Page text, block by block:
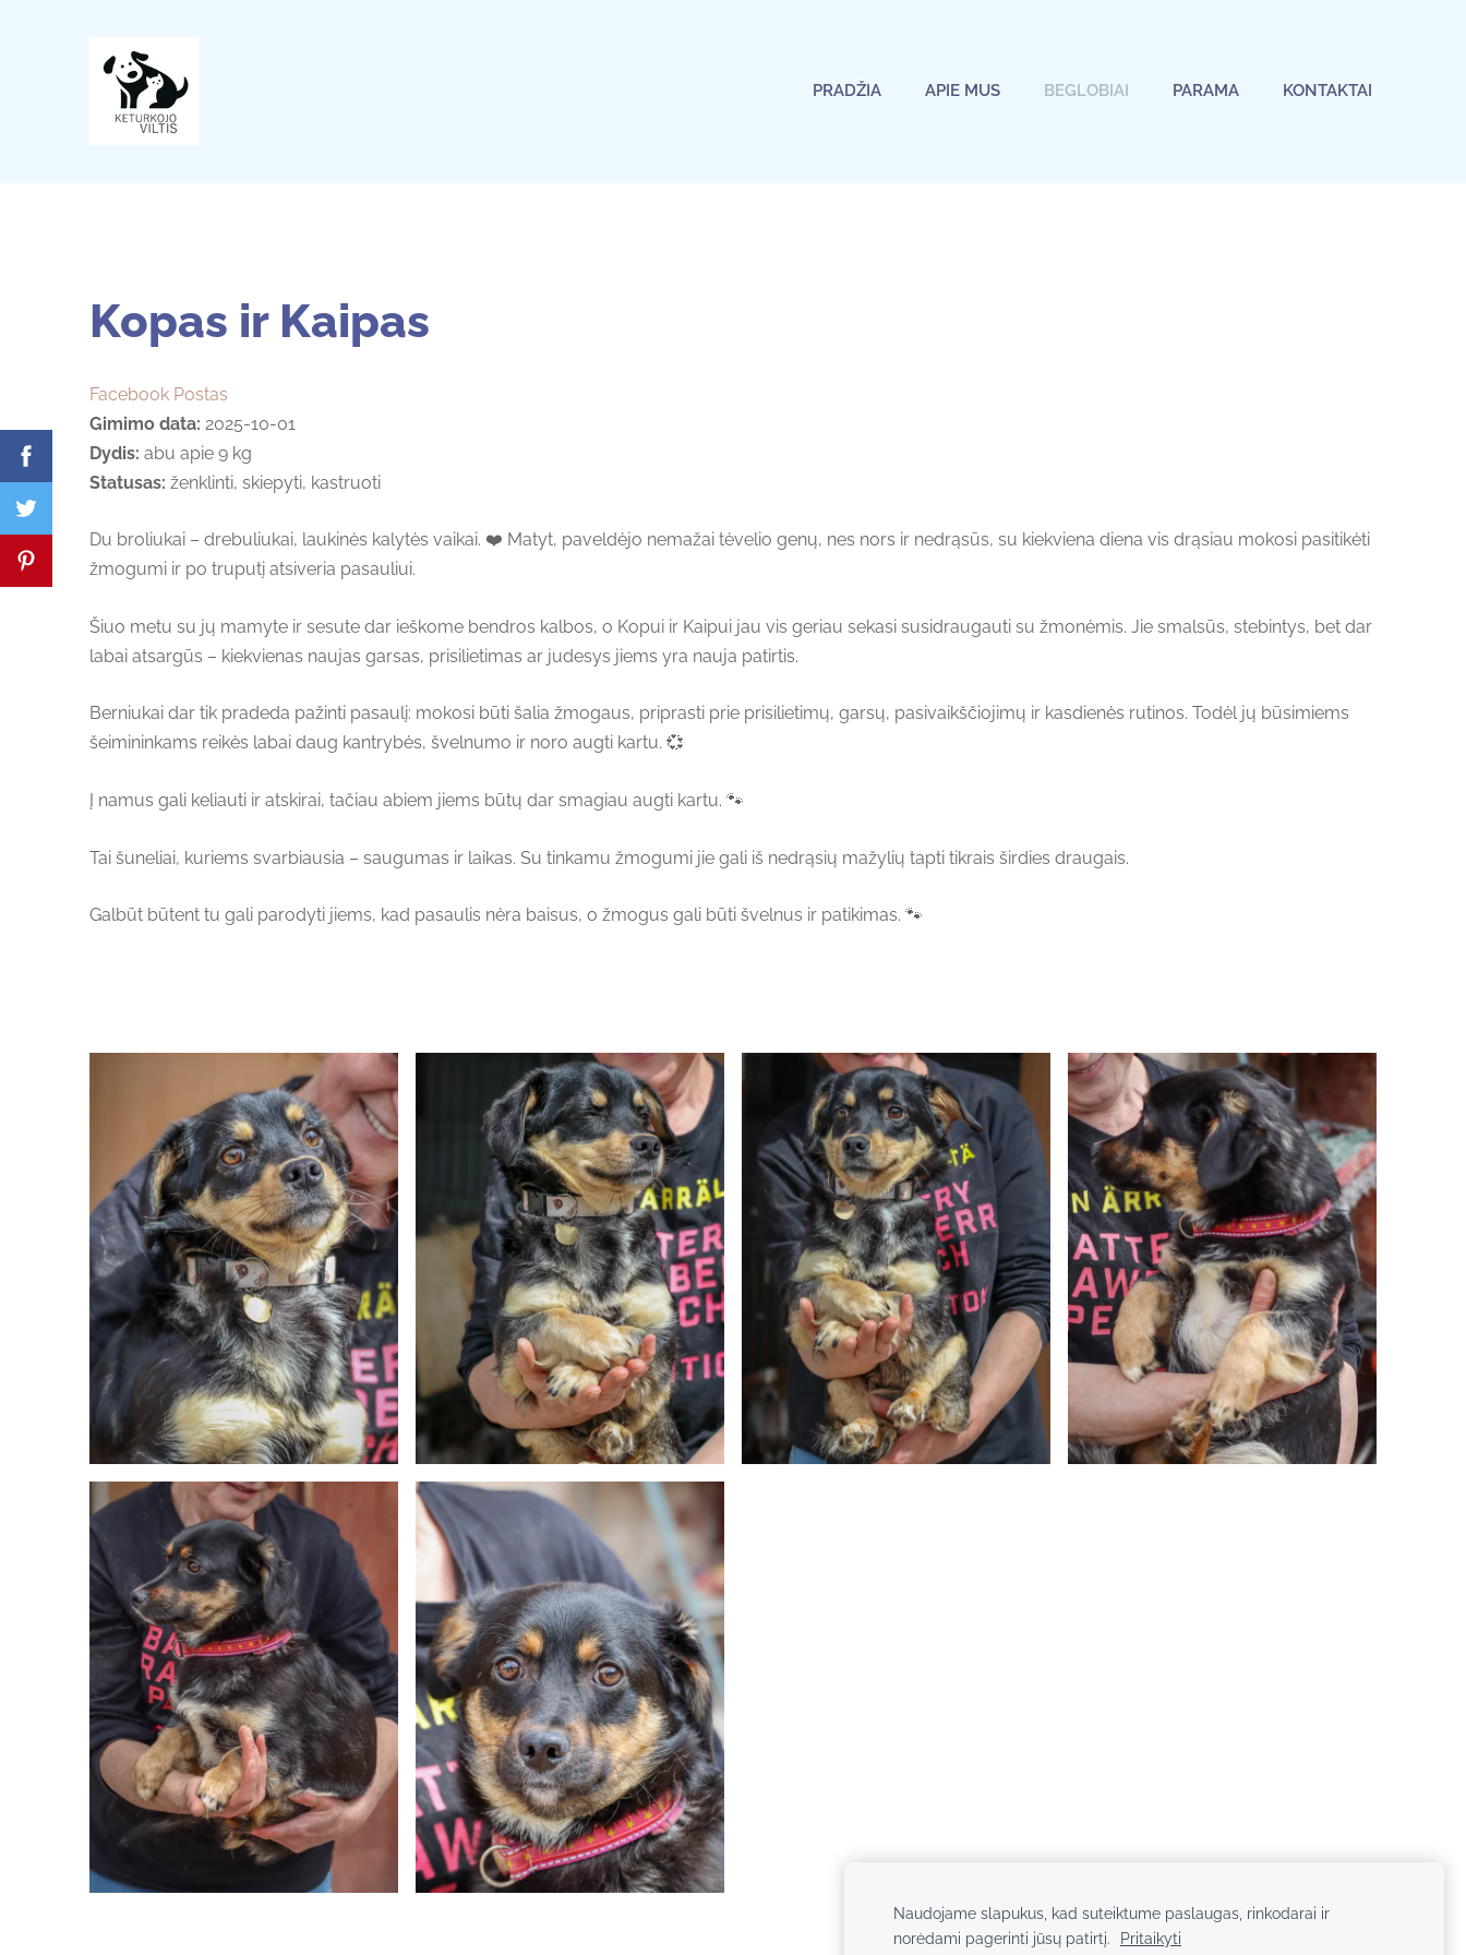
PRADŽIA APIE MUS BEGLOBIAI PARAMA KONTAKTAI
Kopas ir Kaipas
Facebook Postas
Gimimo data: 2025-10-01
Dydis: abu apie 9 kg
Statusas: ženklinti, skiepyti, kastruoti
Du broliukai – drebuliukai, laukinės kalytės vaikai. ❤️ Matyt, paveldėjo nemažai tėvelio genų, nes nors ir nedrąsūs, su kiekviena diena vis drąsiau mokosi pasitikėti
žmogumi ir po truputį atsiveria pasauliui.
Šiuo metu su jų mamyte ir sesute dar ieškome bendros kalbos, o Kopui ir Kaipui jau vis geriau sekasi susidraugauti su žmonėmis. Jie smalsūs, stebintys, bet dar
labai atsargūs – kiekvienas naujas garsas, prisilietimas ar judesys jiems yra nauja patirtis.
Berniukai dar tik pradeda pažinti pasaulį: mokosi būti šalia žmogaus, priprasti prie prisilietimų, garsų, pasivaikščiojimų ir kasdienės rutinos. Todėl jų būsimiems
šeimininkams reikės labai daug kantrybės, švelnumo ir noro augti kartu. 💞
Į namus gali keliauti ir atskirai, tačiau abiem jiems būtų dar smagiau augti kartu. 🐾
Tai šuneliai, kuriems svarbiausia – saugumas ir laikas. Su tinkamu žmogumi jie gali iš nedrąsių mažylių tapti tikrais širdies draugais.
Galbūt būtent tu gali parodyti jiems, kad pasaulis nėra baisus, o žmogus gali būti švelnus ir patikimas. 🐾
Naudojame slapukus, kad suteiktume paslaugas, rinkodarai ir
norėdami pagerinti jūsų patirtį.
Pritaikyti